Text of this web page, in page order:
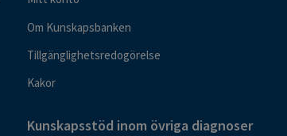
Om Kunskapsbanken
Tillgänglighetsredogörelse
Kakor
Kunskapsstöd inom övriga diagnoser